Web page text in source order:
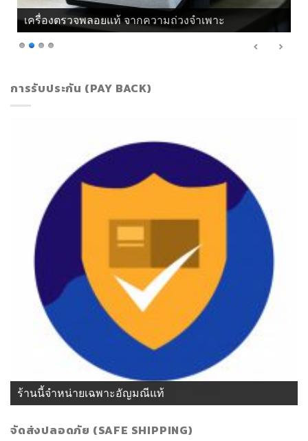
เครื่องตรวจพลอยแท้ จากความถ่วงจำเพาะ
การรับประกัน (PAY BACK)
ร้านนี้จำหน่ายเฉพาะอัญมณีแท้
จัดส่งปลอดภัย (SAFE SHIPPING)